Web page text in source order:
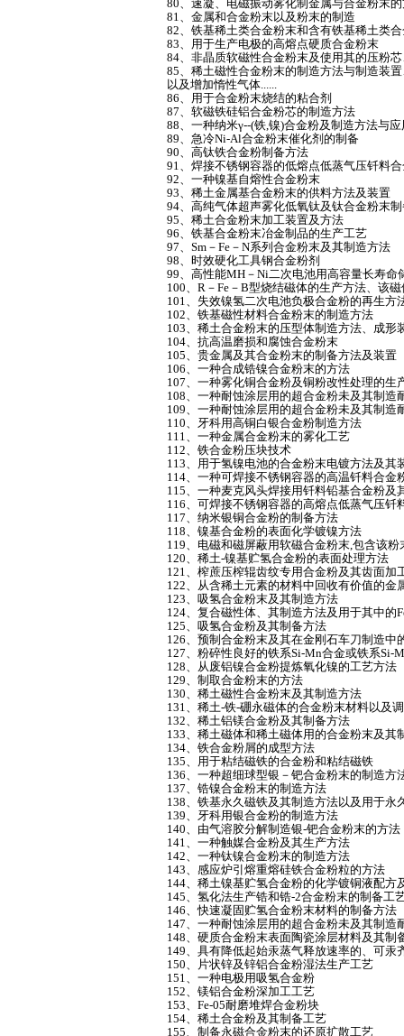
80、速凝、电磁振动雾化制金属与合金粉末
81、金属和合金粉末以及粉末的制造
82、铁基稀土类合金粉末和含有铁基稀土类
83、用于生产电极的高熔点硬质合金粉末
84、非晶质软磁性合金粉末及使用其的压粉
85、稀土磁性合金粉末的制造方法与制造装
以及增加惰性气体......
86、用于合金粉末烧结的粘合剂
87、软磁铁硅铝合金粉芯的制造方法
88、一种纳米γ--(铁,镍)合金粉及制造方法与
89、急冷Ni-Al合金粉末催化剂的制备
90、高钛铁合金粉制备方法
91、焊接不锈钢容器的低熔点低蒸气压钎料
92、一种镍基自熔性合金粉末
93、稀土金属基合金粉末的供料方法及装置
94、高纯气体超声雾化低氧钛及钛合金粉末
95、稀土合金粉末加工装置及方法
96、铁基合金粉末冶金制品的生产工艺
97、Sm－Fe－N系列合金粉末及其制造方法
98、时效硬化工具钢合金粉剂
99、高性能MH－Ni二次电池用高容量长寿命
100、R－Fe－B型烧结磁体的生产方法、该
101、失效镍氢二次电池负极合金粉的再生方
102、铁基磁性材料合金粉末的制造方法
103、稀土合金粉末的压型体制造方法、成形
104、抗高温磨损和腐蚀合金粉末
105、贵金属及其合金粉末的制备方法及装置
106、一种合成锆镍合金粉末的方法
107、一种雾化铜合金粉及铜粉改性处理的生
108、一种耐蚀涂层用的超合金粉未及其制造
109、一种耐蚀涂层用的超合金粉未及其制造
110、牙科用高铜白银合金粉制造方法
111、一种金属合金粉末的雾化工艺
112、铁合金粉压块技术
113、用于氢镍电池的合金粉末电镀方法及其
114、一种可焊接不锈钢容器的高温钎料合金
115、一种麦克风头焊接用钎料铅基合金粉及
116、可焊接不锈钢容器的高熔点低蒸气压钎
117、纳米银铜合金粉的制备方法
118、镍基合金粉的表面化学镀镍方法
119、电磁和磁屏蔽用软磁合金粉末,包含该
120、稀土-镍基贮氢合金粉的表面处理方法
121、榨蔗压榨辊齿纹专用合金粉及其齿面加
122、从含稀土元素的材料中回收有价值的
123、吸氢合金粉末及其制造方法
124、复合磁性体、其制造方法及用于其中的
125、吸氢合金粉及其制备方法
126、预制合金粉末及其在金刚石车刀制造中
127、粉碎性良好的铁系Si-Mn合金或铁系Si-
128、从废铝镍合金粉提炼氧化镍的工艺方法
129、制取合金粉末的方法
130、稀土磁性合金粉末及其制造方法
131、稀土-铁-硼永磁体的合金粉末材料以及
132、稀土铝镁合金粉及其制备方法
133、稀土磁体和稀土磁体用的合金粉末及其
134、铁合金粉屑的成型方法
135、用于粘结磁铁的合金粉和粘结磁铁
136、一种超细球型银－钯合金粉末的制造方
137、锆镍合金粉末的制造方法
138、铁基永久磁铁及其制造方法以及用于
139、牙科用银合金粉的制造方法
140、由气溶胶分解制造银-钯合金粉末的方法
141、一种触媒合金粉及其生产方法
142、一种钛镍合金粉末的制造方法
143、感应炉引熔重熔硅铁合金粉粒的方法
144、稀土镍基贮氢合金粉的化学镀铜液配方
145、氢化法生产锆和锆-2合金粉末的制备工
146、快速凝固贮氢合金粉末材料的制备方法
147、一种耐蚀涂层用的超合金粉未及其制造
148、硬质合金粉末表面陶瓷涂层材料及其制
149、具有降低起始汞蒸气释放速率的、可汞
150、片状锌及锌铝合金粉湿法生产工艺
151、一种电极用吸氢合金粉
152、镁铝合金粉深加工工艺
153、Fe-05耐磨堆焊合金粉块
154、稀土合金粉及其制备工艺
155、制备永磁合金粉末的还原扩散工艺